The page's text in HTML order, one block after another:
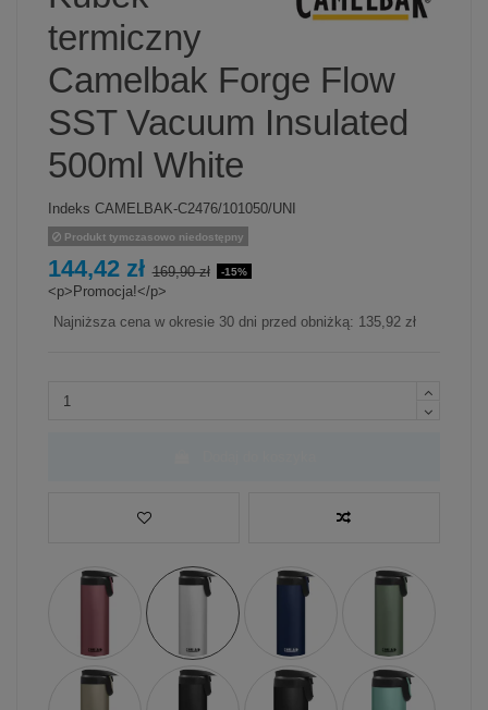
termiczny
Camelbak Forge Flow
SST Vacuum Insulated
500ml White
Indeks CAMELBAK-C2476/101050/UNI
Produkt tymczasowo niedostępny
144,42 zł 169,90 zł -15%
<p>Promocja!</p>
Najniższa cena w okresie 30 dni przed obniżką: 135,92 zł